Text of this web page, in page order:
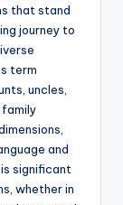
that stand
journey to
term
uncles,
and
significant
whether in